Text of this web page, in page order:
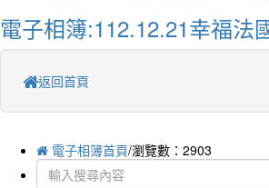
電子相簿:112.12.21幸福法
返回首頁
電子相簿首頁/瀏覽數：2903